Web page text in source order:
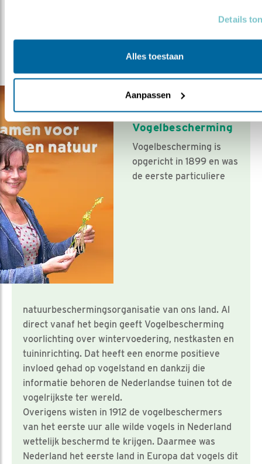
Details
Alles toestaan
Aanpassen
Vogelrijke tuinen
dankzij 100 jaar
Vogelbescherming
Vogelbescherming is
opgericht in 1899 en was
de eerste particuliere
natuurbeschermingsorganisatie van ons land. Al
direct vanaf het begin geeft Vogelbescherming
voorlichting over wintervoedering, nestkasten en
tuininrichting. Dat heeft een enorme positieve
invloed gehad op vogelstand en dankzij die
informatie behoren de Nederlandse tuinen tot de
vogelrijkste ter wereld.
Overigens wisten in 1912 de vogelbeschermers
van het eerste uur alle wilde vogels in Nederland
wettelijk beschermd te krijgen. Daarmee was
Nederland het eerste land in Europa dat vogels dit